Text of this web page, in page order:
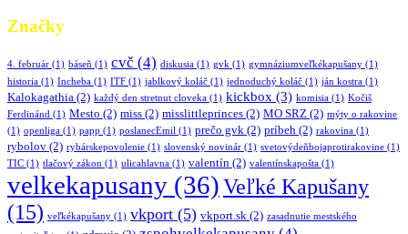
Značky
4. február (1) báseň (1) cvč (4) diskusia (1) gvk (1) gymnáziumveľkékapušany (1)
historia (1) Incheba (1) ITF (1) jablkový koláč (1) jednoduchý koláč (1) ján kostra (1)
Kalokagathia (2) každý den stretnut cloveka (1) kickbox (3) komisia (1) Kočiš
Ferdinánd (1) Mesto (2) miss (2) misslittleprinces (2) MO SRZ (2) mýty o rakovine
(1) openliga (1) papp (1) poslanecEmil (1) prečo gvk (2) príbeh (2) rakovina (1)
rybolov (2) rybárskepovolenie (1) slovenský novinár (1) svetovýdeňbojaprotirakovine (1)
TIC (1) tlačový zákon (1) ulicahlavna (1) valentín (2) valentínskapošta (1)
velkekapusany (36)Veľké Kapušany
(15) veľkékapušany (1) vkport (5) vkport.sk (2) zasadnutie mestského